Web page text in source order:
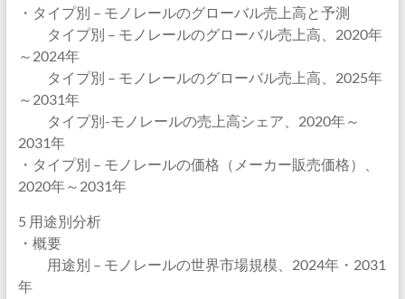
・タイプ別 – モノレールのグローバル売上高と予測
タイプ別 – モノレールのグローバル売上高、2020年
～2024年
タイプ別 – モノレールのグローバル売上高、2025年
～2031年
タイプ別-モノレールの売上高シェア、2020年～
2031年
・タイプ別 – モノレールの価格（メーカー販売価格）、
2020年～2031年
5 用途別分析
・概要
用途別 – モノレールの世界市場規模、2024年・2031
年